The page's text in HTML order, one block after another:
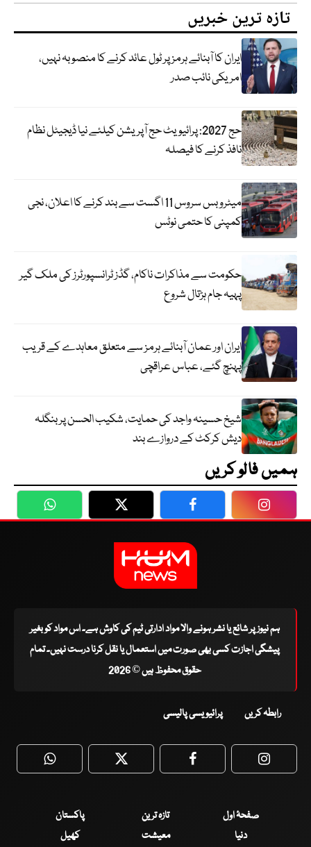
تازہ ترین خبریں
ایران کا آبنائے ہرمز پر ٹول عائد کرنے کا منصوبہ نہیں،
امریکی نائب صدر
حج 2027: پرائیویٹ حج آپریشن کیلئے نیا ڈیجیٹل نظام
نافذ کرنے کا فیصلہ
میٹرو بس سروس 11 اگست سے بند کرنے کا اعلان، نجی
کمپنی کا حتمی نوٹس
حکومت سے مذاکرات ناکام، گڈز ٹرانسپورٹرز کی ملک گیر
پہیہ جام ہڑتال شروع
ایران اور عمان آبنائے ہرمز سے متعلق معاہدے کے قریب
پہنچ گئے، عباس عراقچی
شیخ حسینہ واجد کی حمایت، شکیب الحسن پر بنگلہ
دیش کرکٹ کے دروازے بند
ہمیں فالو کریں
WhatsApp Twitter Facebook
ہم نیوز پر شائع یا نشر ہونے والا مواد ادارتی ٹیم کی کاوش ہے۔ اس مواد کو بغیر
پیشگی اجازت کسی بھی صورت میں استعمال یا نقل کرنا درست نہیں۔ تمام
حقوق محفوظ ہیں © 2026
رابطہ کریں پرائیویسی پالیسی
WhatsApp Twitter Facebook
صفحۂ اول تازہ ترین
پاکستان
دنیا
معیشت کھیل